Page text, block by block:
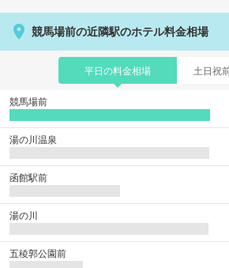
競馬場前の近隣駅のホテル料金相場
平日の料金相場 土日祝
競馬場前
湯の川温泉
函館駅前
湯の川
五稜郭公園前